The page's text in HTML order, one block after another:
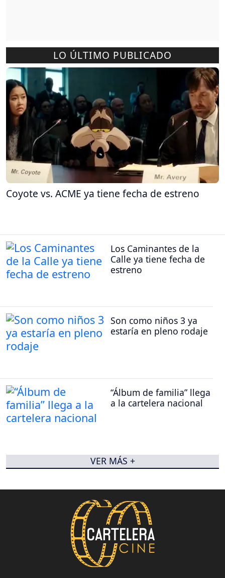
LO ÚLTIMO PUBLICADO
Coyote vs. ACME ya tiene fecha de estreno
Los Caminantes de la
Calle ya tiene fecha de
estreno
Son como niños 3 ya
estaría en pleno rodaje
“Álbum de familia” llega
a la cartelera nacional
VER MÁS +